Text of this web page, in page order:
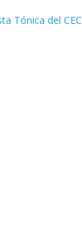
Tónica del CEC